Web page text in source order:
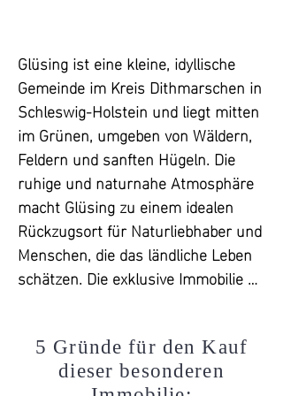
Auf dieser Ebene befinden sich zwei
weitere Schlafzimmer, die durch
helle Holzdielen und sichtbare, weiß
gestrichene Holzbalken besonders
charmant wirken. Beide Zimmer
sind lichtdurchflutet und bieten
einen herrlichen Ausblick in den
Garten oder auf die umliegende
Natur.
Obergeschoss ist ein weiteres
Highlight. Ausgestattet mit einem
Himmelguckerfenster, einer
Küchen: 2 moderne Einbauküchen,
eine Hauswirtschaftsküche
Hauswirtschaftsraum: ja
Abwasser: Eigene biologische
Hauskläranlage
Zustand: Sofort bezugsfertig,
kernsaniert
Energieausweis: Ja, Bedarfsausweis
Endenergiebedarf: 83 kWh/(m²a)
Energieeffizienzklasse: B/C
2017: Dachneueindeckung mit
Aufsparrendämmung, Erneuerung
Glüsing ist eine kleine, idyllische
Gemeinde im Kreis Dithmarschen in
Schleswig-Holstein und liegt mitten
im Grünen, umgeben von Wäldern,
Feldern und sanften Hügeln. Die
ruhige und naturnahe Atmosphäre
macht Glüsing zu einem idealen
Rückzugsort für Naturliebhaber und
Menschen, die das ländliche Leben
schätzen. Die exklusive Immobilie
anderem eine Grund- und
Gemeinschaftsschule, ein
5 Gründe für den Kauf
dieser besonderen